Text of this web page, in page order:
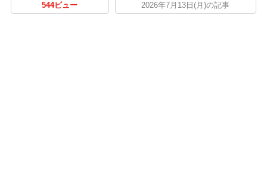
544ビュー 2026年7月13日(月)の記事